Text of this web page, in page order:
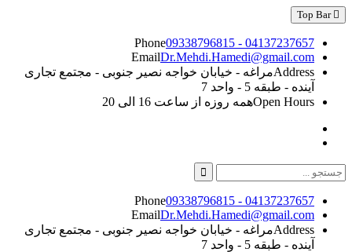
Skip
to
content
Top Bar
Phone09338796815 - 04137237657
EmailDr.Mehdi.Hamedi@gmail.com
Addressمراغه - خیابان خواجه نصیر جنوبی - مجتمع تجاری
آینده - طبقه 5 - واحد 7
Open Hoursهمه روزه از ساعت 16 الی 20
Search
for:
Phone09338796815 - 04137237657
EmailDr.Mehdi.Hamedi@gmail.com
Addressمراغه - خیابان خواجه نصیر جنوبی - مجتمع تجاری
آینده - طبقه 5 - واحد 7